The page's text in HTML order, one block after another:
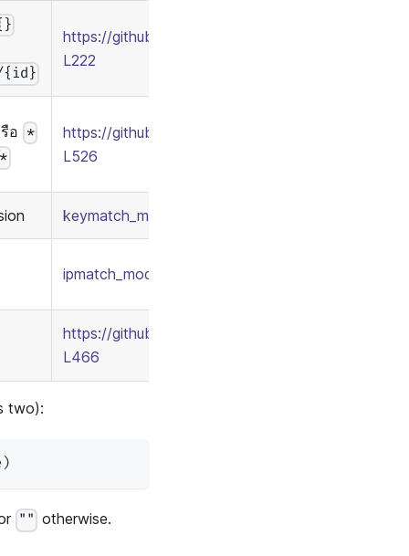
{id}
https://github.com/casbin/casbin/blob/
L222
อ *
https://github.com/casbin/casbin/blob/
L526
keymatch_model.conf
ipmatch_model.conf
https://github.com/casbin/casbin/blob/
L466
two):
)
"" otherwise.